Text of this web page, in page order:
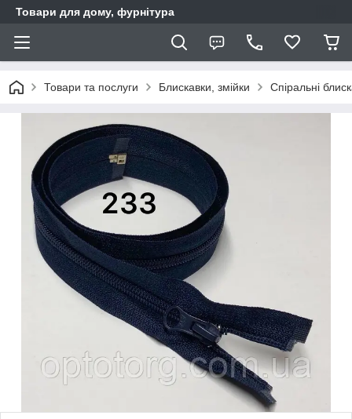
Товари для дому, фурнітура
Товари та послуги Блискавки, змійки Спіральні